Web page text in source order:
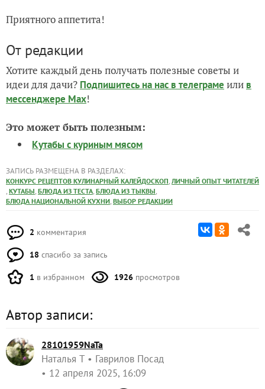
Приятного аппетита!
От редакции
Хотите каждый день получать полезные советы и
идеи для дачи? Подпишитесь на нас в телеграме или в
мессенджере Max!
Это может быть полезным:
Кутабы с куриным мясом
ЗАПИСЬ РАЗМЕЩЕНА В РАЗДЕЛАХ:
КОНКУРС РЕЦЕПТОВ КУЛИНАРНЫЙ КАЛЕЙДОСКОП, ЛИЧНЫЙ ОПЫТ ЧИТАТЕЛЕЙ
, КУТАБЫ, БЛЮДА ИЗ ТЕСТА, БЛЮДА ИЗ ТЫКВЫ,
БЛЮДА НАЦИОНАЛЬНОЙ КУХНИ, ВЫБОР РЕДАКЦИИ
2 комментария
18 спасибо за запись
1 в избранном 1926 просмотров
Автор записи:
28101959NaTa
Наталья Т
Гаврилов Посад
12 апреля 2025, 16:09